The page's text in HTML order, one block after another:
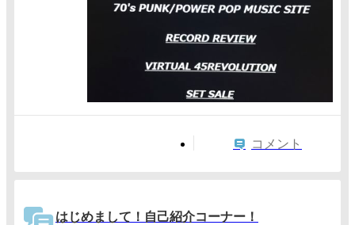
コメント
はじめまして！自己紹介コーナー！